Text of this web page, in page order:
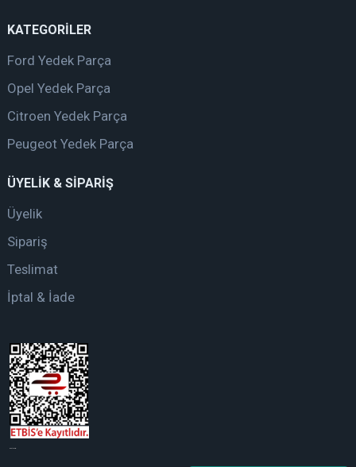
KATEGORİLER
Ford Yedek Parça
Opel Yedek Parça
Citroen Yedek Parça
Peugeot Yedek Parça
ÜYELİK & SİPARİŞ
Üyelik
Sipariş
Teslimat
İptal & İade